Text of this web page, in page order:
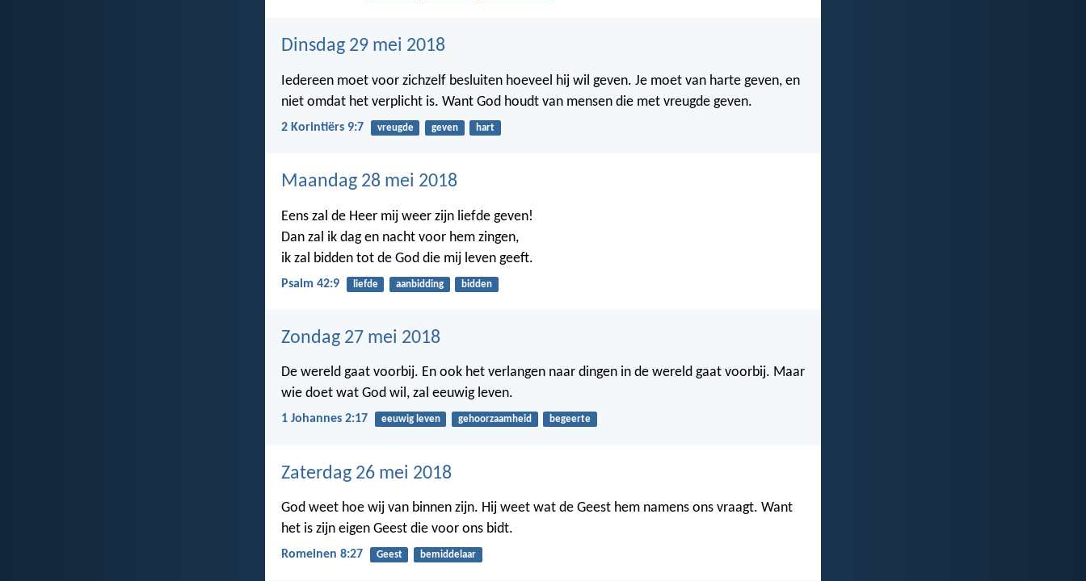
Dinsdag 29 mei 2018
Iedereen moet voor zichzelf besluiten hoeveel hij wil geven. Je moet van harte geven, en
niet omdat het verplicht is. Want God houdt van mensen die met vreugde geven.
2 Korintiërs 9:7 vreugde geven hart
Maandag 28 mei 2018
Eens zal de Heer mij weer zijn liefde geven!
Dan zal ik dag en nacht voor hem zingen,
ik zal bidden tot de God die mij leven geeft.
Psalm 42:9 liefde aanbidding bidden
Zondag 27 mei 2018
De wereld gaat voorbij. En ook het verlangen naar dingen in de wereld gaat voorbij. Maar
wie doet wat God wil, zal eeuwig leven.
1 Johannes 2:17 eeuwig leven gehoorzaamheid begeerte
Zaterdag 26 mei 2018
God weet hoe wij van binnen zijn. Hij weet wat de Geest hem namens ons vraagt. Want
het is zijn eigen Geest die voor ons bidt.
Romeinen 8:27 Geest bemiddelaar